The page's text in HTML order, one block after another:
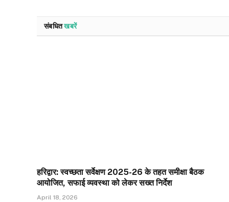
संबधितखबरें
हरिद्वार: स्वच्छता सर्वेक्षण 2025-26 के तहत समीक्षा बैठक
आयोजित, सफाई व्यवस्था को लेकर सख्त निर्देश
April 18, 2026